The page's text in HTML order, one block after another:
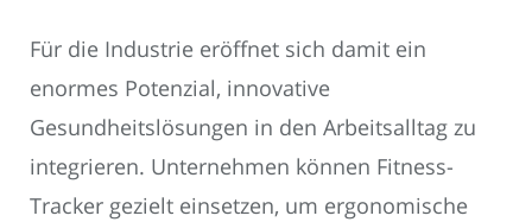
Für die Industrie eröffnet sich damit ein
enormes Potenzial, innovative
Gesundheitslösungen in den Arbeitsalltag zu
integrieren. Unternehmen können Fitness-
Tracker gezielt einsetzen, um ergonomische